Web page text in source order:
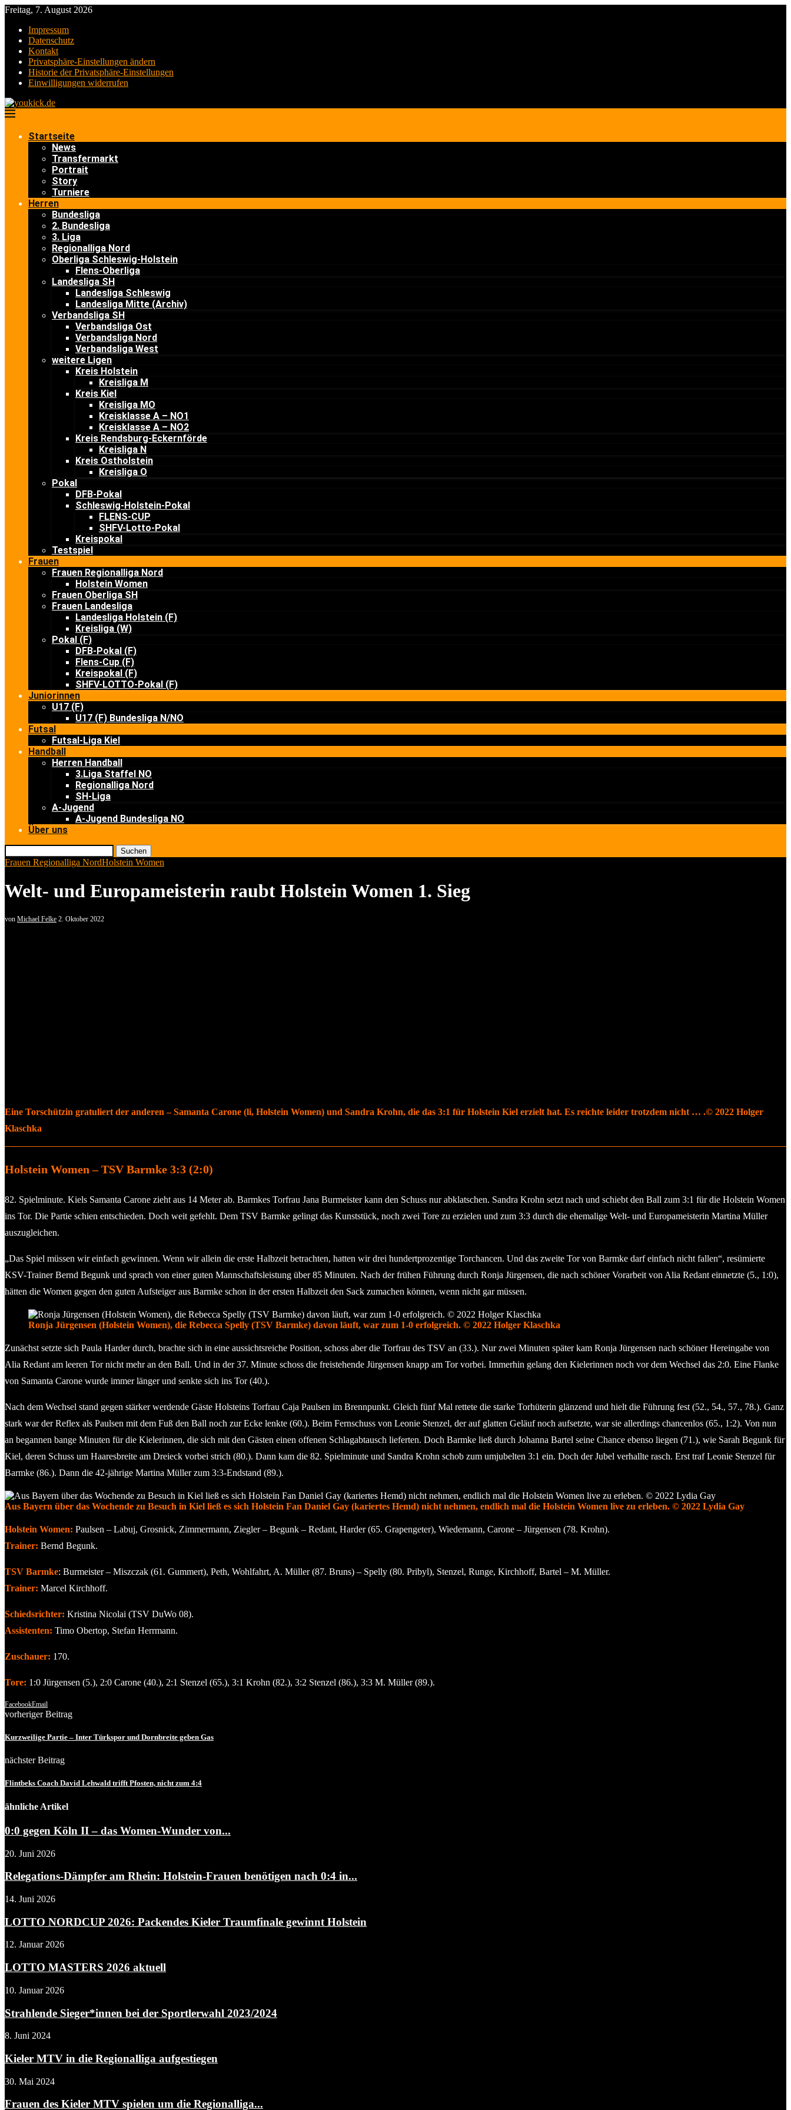
Freitag, 7. August 2026
Impressum
Datenschutz
Kontakt
Privatsphäre-Einstellungen ändern
Historie der Privatsphäre-Einstellungen
Einwilligungen widerrufen
Startseite
News
Transfermarkt
Portrait
Story
Turniere
Herren
Bundesliga
2. Bundesliga
3. Liga
Regionalliga Nord
Oberliga Schleswig-Holstein
Flens-Oberliga
Landesliga SH
Landesliga Schleswig
Landesliga Mitte (Archiv)
Verbandsliga SH
Verbandsliga Ost
Verbandsliga Nord
Verbandsliga West
weitere Ligen
Kreis Holstein
Kreisliga M
Kreis Kiel
Kreisliga MO
Kreisklasse A – NO1
Kreisklasse A – NO2
Kreis Rendsburg-Eckernförde
Kreisliga N
Kreis Ostholstein
Kreisliga O
Pokal
DFB-Pokal
Schleswig-Holstein-Pokal
FLENS-CUP
SHFV-Lotto-Pokal
Kreispokal
Testspiel
Frauen
Frauen Regionalliga Nord
Holstein Women
Frauen Oberliga SH
Frauen Landesliga
Landesliga Holstein (F)
Kreisliga (W)
Pokal (F)
DFB-Pokal (F)
Flens-Cup (F)
Kreispokal (F)
SHFV-LOTTO-Pokal (F)
Juniorinnen
U17 (F)
U17 (F) Bundesliga N/NO
Futsal
Futsal-Liga Kiel
Handball
Herren Handball
3.Liga Staffel NO
Regionalliga Nord
SH-Liga
A-Jugend
A-Jugend Bundesliga NO
Über uns
Suchen
Frauen Regionalliga NordHolstein Women
Welt- und Europameisterin raubt Holstein Women 1. Sieg
von Michael Felke 2. Oktober 2022
Eine Torschützin gratuliert der anderen – Samanta Carone (li, Holstein Women) und Sandra Krohn, die das 3:1 für Holstein Kiel erzielt hat. Es reichte leider trotzdem nicht … .© 2022 Holger
Klaschka
Holstein Women – TSV Barmke 3:3 (2:0)
82. Spielminute. Kiels Samanta Carone zieht aus 14 Meter ab. Barmkes Torfrau Jana Burmeister kann den Schuss nur abklatschen. Sandra Krohn setzt nach und schiebt den Ball zum 3:1 für die Holstein Women
ins Tor. Die Partie schien entschieden. Doch weit gefehlt. Dem TSV Barmke gelingt das Kunststück, noch zwei Tore zu erzielen und zum 3:3 durch die ehemalige Welt- und Europameisterin Martina Müller
auszugleichen.
„Das Spiel müssen wir einfach gewinnen. Wenn wir allein die erste Halbzeit betrachten, hatten wir drei hundertprozentige Torchancen. Und das zweite Tor von Barmke darf einfach nicht fallen“, resümierte
KSV-Trainer Bernd Begunk und sprach von einer guten Mannschaftsleistung über 85 Minuten. Nach der frühen Führung durch Ronja Jürgensen, die nach schöner Vorarbeit von Alia Redant einnetzte (5., 1:0),
hätten die Women gegen den guten Aufsteiger aus Barmke schon in der ersten Halbzeit den Sack zumachen können, wenn nicht gar müssen.
Ronja Jürgensen (Holstein Women), die Rebecca Spelly (TSV Barmke) davon läuft, war zum 1-0 erfolgreich. © 2022 Holger Klaschka
Zunächst setzte sich Paula Harder durch, brachte sich in eine aussichtsreiche Position, schoss aber die Torfrau des TSV an (33.). Nur zwei Minuten später kam Ronja Jürgensen nach schöner Hereingabe von
Alia Redant am leeren Tor nicht mehr an den Ball. Und in der 37. Minute schoss die freistehende Jürgensen knapp am Tor vorbei. Immerhin gelang den Kielerinnen noch vor dem Wechsel das 2:0. Eine Flanke
von Samanta Carone wurde immer länger und senkte sich ins Tor (40.).
Nach dem Wechsel stand gegen stärker werdende Gäste Holsteins Torfrau Caja Paulsen im Brennpunkt. Gleich fünf Mal rettete die starke Torhüterin glänzend und hielt die Führung fest (52., 54., 57., 78.). Ganz
stark war der Reflex als Paulsen mit dem Fuß den Ball noch zur Ecke lenkte (60.). Beim Fernschuss von Leonie Stenzel, der auf glatten Geläuf noch aufsetzte, war sie allerdings chancenlos (65., 1:2). Von nun
an begannen bange Minuten für die Kielerinnen, die sich mit den Gästen einen offenen Schlagabtausch lieferten. Doch Barmke ließ durch Johanna Bartel seine Chance ebenso liegen (71.), wie Sarah Begunk für
Kiel, deren Schuss um Haaresbreite am Dreieck vorbei strich (80.). Dann kam die 82. Spielminute und Sandra Krohn schob zum umjubelten 3:1 ein. Doch der Jubel verhallte rasch. Erst traf Leonie Stenzel für
Barmke (86.). Dann die 42-jährige Martina Müller zum 3:3-Endstand (89.).
Aus Bayern über das Wochende zu Besuch in Kiel ließ es sich Holstein Fan Daniel Gay (kariertes Hemd) nicht nehmen, endlich mal die Holstein Women live zu erleben. © 2022 Lydia Gay
Holstein Women: Paulsen – Labuj, Grosnick, Zimmermann, Ziegler – Begunk – Redant, Harder (65. Grapengeter), Wiedemann, Carone – Jürgensen (78. Krohn).
Trainer: Bernd Begunk.
TSV Barmke: Burmeister – Miszczak (61. Gummert), Peth, Wohlfahrt, A. Müller (87. Bruns) – Spelly (80. Pribyl), Stenzel, Runge, Kirchhoff, Bartel – M. Müller.
Trainer: Marcel Kirchhoff.
Schiedsrichter: Kristina Nicolai (TSV DuWo 08).
Assistenten: Timo Obertop, Stefan Herrmann.
Zuschauer: 170.
Tore: 1:0 Jürgensen (5.), 2:0 Carone (40.), 2:1 Stenzel (65.), 3:1 Krohn (82.), 3:2 Stenzel (86.), 3:3 M. Müller (89.).
FacebookEmail
vorheriger Beitrag
Kurzweilige Partie – Inter Türkspor und Dornbreite geben Gas
nächster Beitrag
Flintbeks Coach David Lehwald trifft Pfosten, nicht zum 4:4
ähnliche Artikel
0:0 gegen Köln II – das Women-Wunder von...
20. Juni 2026
Relegations-Dämpfer am Rhein: Holstein-Frauen benötigen nach 0:4 in...
14. Juni 2026
LOTTO NORDCUP 2026: Packendes Kieler Traumfinale gewinnt Holstein
12. Januar 2026
LOTTO MASTERS 2026 aktuell
10. Januar 2026
Strahlende Sieger*innen bei der Sportlerwahl 2023/2024
8. Juni 2024
Kieler MTV in die Regionalliga aufgestiegen
30. Mai 2024
Frauen des Kieler MTV spielen um die Regionalliga...